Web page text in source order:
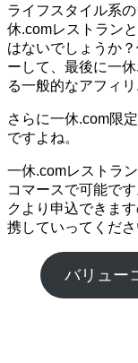
ライフスタイル系
休.comレストラン
はないでしょうか
ーして、最後に一
る一般的なアフィ
さらに一休.com限
ですよね。
一休.comレストラ
コマースで可能で
クより申込できま
携していってくださ
バリュー